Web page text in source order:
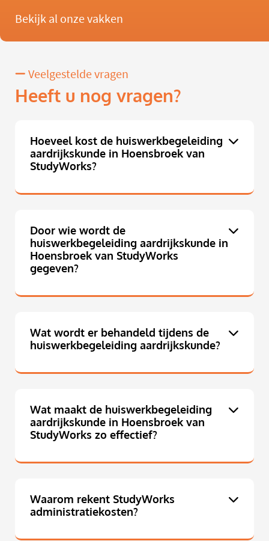
Bekijk al onze vakken
Veelgestelde vragen
Heeft u nog vragen?
Hoeveel kost de huiswerkbegeleiding
aardrijkskunde in Hoensbroek van
StudyWorks?
Door wie wordt de
huiswerkbegeleiding aardrijkskunde in
Hoensbroek van StudyWorks
gegeven?
Wat wordt er behandeld tijdens de
huiswerkbegeleiding aardrijkskunde?
Wat maakt de huiswerkbegeleiding
aardrijkskunde in Hoensbroek van
StudyWorks zo effectief?
Waarom rekent StudyWorks
administratiekosten?